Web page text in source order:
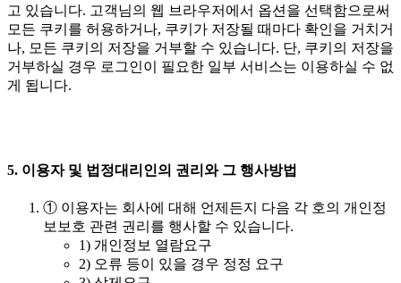
고 있습니다. 고객님의 웹 브라우저에서 옵션을 선택함으로써
모든 쿠키를 허용하거나, 쿠키가 저장될 때마다 확인을 거치거
나, 모든 쿠키의 저장을 거부할 수 있습니다. 단, 쿠키의 저장을
거부하실 경우 로그인이 필요한 일부 서비스는 이용하실 수 없
게 됩니다.
5. 이용자 및 법정대리인의 권리와 그 행사방법
① 이용자는 회사에 대해 언제든지 다음 각 호의 개인정
보보호 관련 권리를 행사할 수 있습니다.
1) 개인정보 열람요구
2) 오류 등이 있을 경우 정정 요구